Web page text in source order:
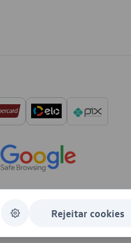
Rejeitar cookies